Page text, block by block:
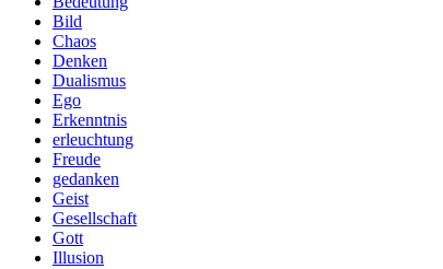
Bild
Chaos
Denken
Dualismus
Ego
Erkenntnis
erleuchtung
Freude
gedanken
Geist
Gesellschaft
Gott
Illusion